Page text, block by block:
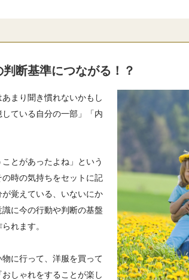
断基準につながる！？
まり聞き慣れないかもし
ている自分の一部」「内
とがあったよね」という
時の気持ちをセットに記
覚えている、いないにか
に今の行動や判断の基盤
れます。
に行って、洋服を買って
しゃれをすることが楽し